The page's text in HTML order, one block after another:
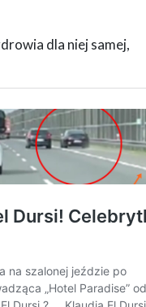
dla niej samej,